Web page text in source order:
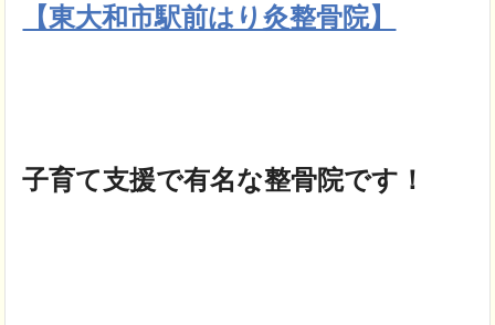
【東大和市駅前はり灸整骨院】
子育て支援で有名な整骨院です！